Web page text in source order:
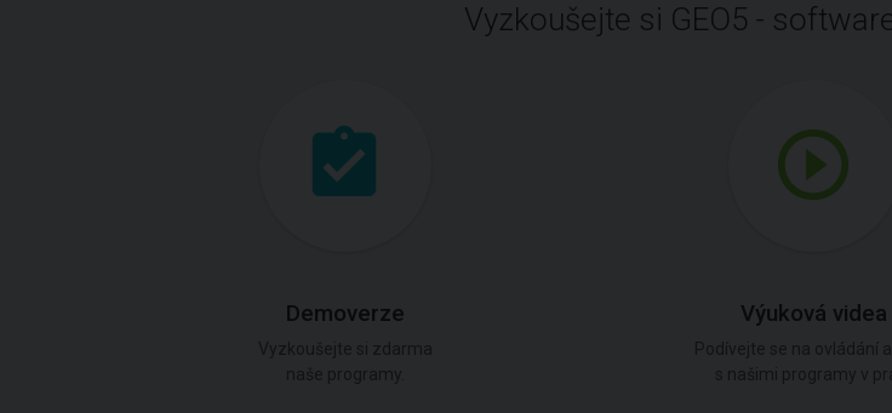
Vyzkoušejte si GEO5 -
Demoverze Výuková videa